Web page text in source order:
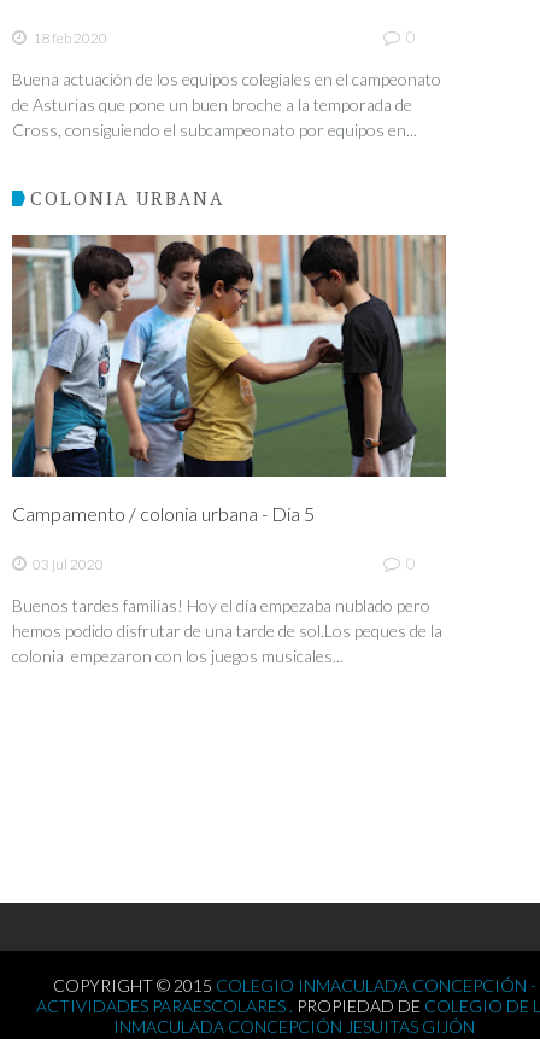
18 feb 2020 0
Buena actuación de los equipos colegiales en el campeonato
de Asturias que pone un buen broche a la temporada de
Cross, consiguiendo el subcampeonato por equipos en...
COLONIA URBANA
Campamento / colonia urbana - Día 5
03 jul 2020 0
Buenos tardes familias! Hoy el día empezaba nublado pero
hemos podido disfrutar de una tarde de sol.Los peques de la
colonia empezaron con los juegos musicales...
COPYRIGHT © 2015 COLEGIO INMACULADA CONCEPCIÓN -
ACTIVIDADES PARAESCOLARES . PROPIEDAD DE COLEGIO DE
INMACULADA CONCEPCIÓN JESUITAS GIJÓN